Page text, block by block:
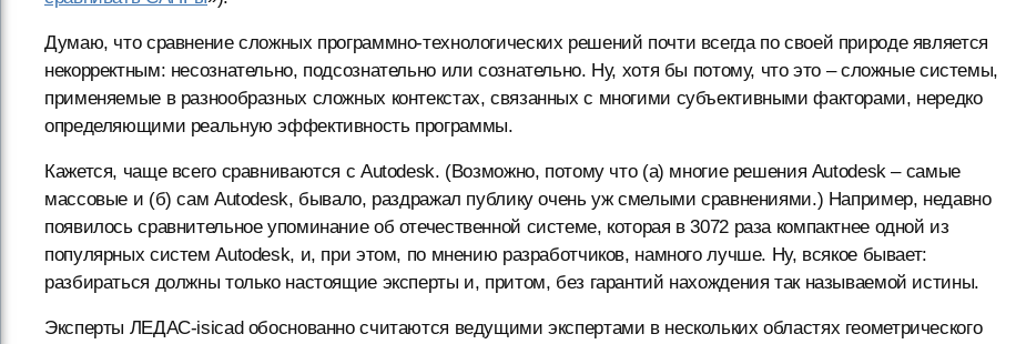
Думаю, что сравнение сложных программно-технологических решений почти всегда по своей природе является
некорректным: несознательно, подсознательно или сознательно. Ну, хотя бы потому, что это – сложные системы,
применяемые в разнообразных сложных контекстах, связанных с многими субъективными факторами, нередко
определяющими реальную эффективность программы.
Кажется, чаще всего сравниваются с Autodesk. (Возможно, потому что (а) многие решения Autodesk – самые
массовые и (б) сам Autodesk, бывало, раздражал публику очень уж смелыми сравнениями.) Например, недавно
появилось сравнительное упоминание об отечественной системе, которая в 3072 раза компактнее одной из
популярных систем Autodesk, и, при этом, по мнению разработчиков, намного лучше. Ну, всякое бывает:
разбираться должны только настоящие эксперты и, притом, без гарантий нахождения так называемой истины.
Эксперты ЛЕДАС-isicad обоснованно считаются ведущими экспертами в нескольких областях геометрического